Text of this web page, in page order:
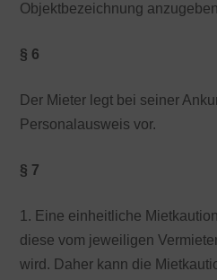
Objektbezeichnung
§ 6
Der Mieter legt bei seiner
Personalausweis vor.
§ 7
1. Eine einheitliche
diese vom jeweiligen
wird. Daher kann die